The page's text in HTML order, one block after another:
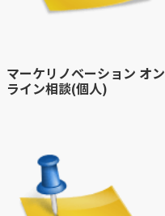
マーケリノベーション オン
ライン相談(個人)